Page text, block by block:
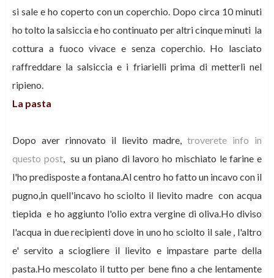
si sale e ho coperto con un coperchio. Dopo circa 10 minuti
ho tolto la salsiccia e ho continuato per altri cinque minuti la
cottura a fuoco vivace e senza coperchio. Ho lasciato
raffreddare la salsiccia e i friarielli prima di metterli nel
ripieno.
La pasta
Dopo aver rinnovato il lievito madre, troverete info in
questo post, su un piano di lavoro ho mischiato le farine e
l'ho predisposte a fontana.Al centro ho fatto un incavo con il
pugno,in quell'incavo ho sciolto il lievito madre con acqua
tiepida e ho aggiunto l'olio extra vergine di oliva.Ho diviso
l'acqua in due recipienti dove in uno ho sciolto il sale , l'altro
e' servito a sciogliere il lievito e impastare parte della
pasta.Ho mescolato il tutto per bene fino a che lentamente